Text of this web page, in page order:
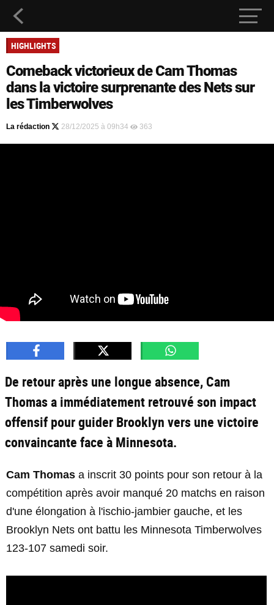
HIGHLIGHTS
Comeback victorieux de Cam Thomas
dans la victoire surprenante des Nets sur
les Timberwolves
La rédaction 28/12/2025 à 09h34 363
De retour après une longue absence, Cam
Thomas a immédiatement retrouvé son impact
offensif pour guider Brooklyn vers une victoire
convaincante face à Minnesota.
Cam Thomas a inscrit 30 points pour son retour à la
compétition après avoir manqué 20 matchs en raison
d'une élongation à l'ischio-jambier gauche, et les
Brooklyn Nets ont battu les Minnesota Timberwolves
123-107 samedi soir.